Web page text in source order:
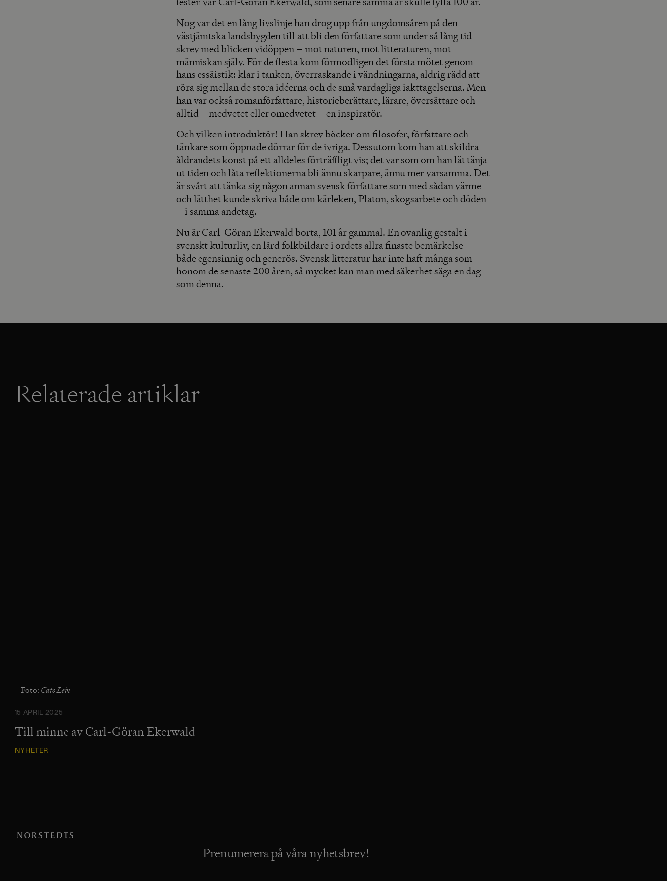
Nog var det en lång livslinje han drog upp från ungdomsåren på den
västjämtska landsbygden till att bli den författare som under så lång tid
skrev med blicken vidöppen – mot naturen, mot litteraturen, mot
människan själv. För de flesta kom förmodligen det första mötet genom
hans essäistik: klar i tanken, överraskande i vändningarna, aldrig rädd att
röra sig mellan de stora idéerna och de små vardagliga iakttagelserna. Men
han var också romanförfattare, historieberättare, lärare, översättare och
alltid – medvetet eller omedvetet – en inspiratör.
Och vilken introduktör! Han skrev böcker om filosofer, författare och
tänkare som öppnade dörrar för de ivriga. Dessutom kom han att skildra
åldrandets konst på ett alldeles förträffligt vis; det var som om han lät tänja
ut tiden och låta reflektionerna bli ännu skarpare, ännu mer varsamma. Det
är svårt att tänka sig någon annan svensk författare som med sådan värme
och lätthet kunde skriva både om kärleken, Platon, skogsarbete och döden
– i samma andetag.
Nu är Carl-Göran Ekerwald borta, 101 år gammal. En ovanlig gestalt i
svenskt kulturliv, en lärd folkbildare i ordets allra finaste bemärkelse –
både egensinnig och generös. Svensk litteratur har inte haft många som
honom de senaste 200 åren, så mycket kan man med säkerhet säga en dag
som denna.
Relaterade artiklar
Foto: Cato Lein
15 APRIL 2025
Till minne av Carl-Göran Ekerwald
NYHETER
Prenumerera på våra nyhetsbrev!